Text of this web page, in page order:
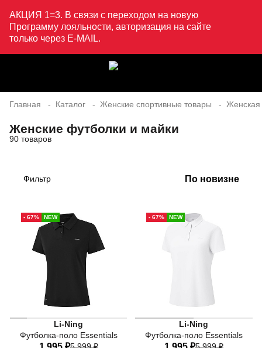
АКЦИЯ 1=3. В связи с переходом на новую
Программу лояльности, авторизация на сайте
только через E-MAIL.
Главная Каталог Женские спортивные товары
Женские футболки и майки
90 товаров
Фильтр По новизне
- 67% NEW
Li-Ning
Футболка-поло Essentials
Чёрное женское поло Li-Ning Essentials с коротким
- 67% NEW
Li-Ning
Футболка-поло Essentials
Женская футболка-поло